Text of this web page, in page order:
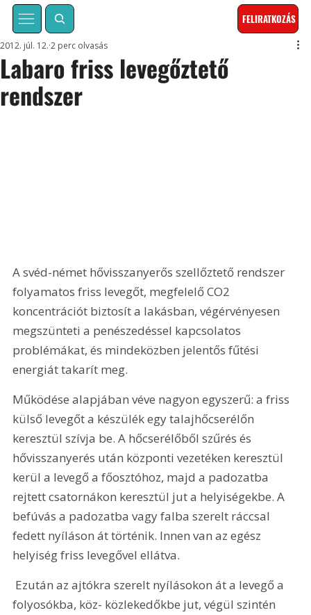
FELIRATKOZÁS
Labaro friss levegőztető
rendszer
2012. júl. 12. 2 perc olvasás
A svéd-német hővisszanyerős szellőztető rendszer
folyamatos friss levegőt, megfelelő CO2
koncentrációt biztosít a lakásban, végérvényesen
megszünteti a penészedéssel kapcsolatos
problémákat, és mindeközben jelentős fűtési
energiát takarít meg.
Működése alapjában véve nagyon egyszerű: a friss
külső levegőt a készülék egy talajhőcserélőn
keresztül szívja be. A hőcserélőből szűrés és
hővisszanyerés után központi vezetéken keresztül
kerül a levegő a főosztóhoz, majd a padozatba
rejtett csatornákon keresztül jut a helyiségekbe. A
befúvás a padozatba vagy falba szerelt ráccsal
fedett nyíláson át történik. Innen van az egész
helyiség friss levegővel ellátva.
folyosókba, köz- közlekedőkbe jut, végül szintén